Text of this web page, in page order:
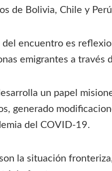
de Bolivia, Chile y
encuentro es
emigrantes a
un papel
generado
del COVID-19.
la situación